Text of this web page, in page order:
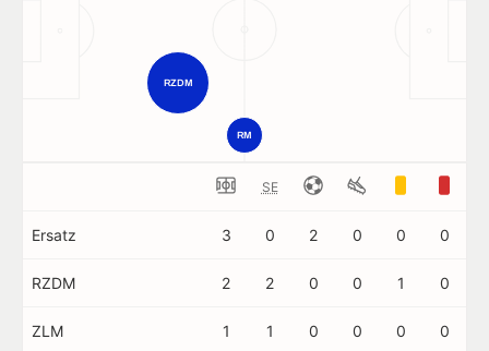
RZDM
RM
SE
Ersatz 3 0 2 0 0 0
RZDM 2 2 0 0 1 0
ZLM 1 1 0 0 0 0